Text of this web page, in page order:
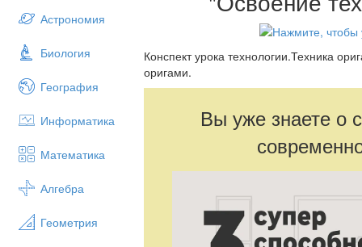
Астрономия
Биология
География
Информатика
Математика
Алгебра
Геометрия
Конспект урока технологии.Техника
оригами.
Вы уже знаете о